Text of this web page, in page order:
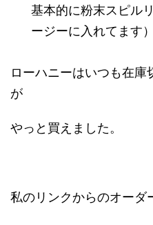
基本的に粉末スピル
ージーに入れてます）
ローハニーはいつも在庫
が
やっと買えました。
私のリンクからのオーダ